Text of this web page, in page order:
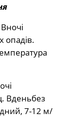
опадів.
Вденьбез
7-12 м/